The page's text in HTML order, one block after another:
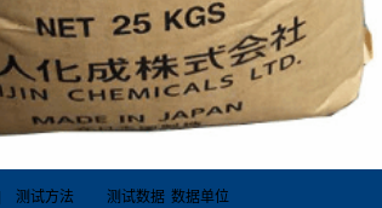
测试方法 测试数据 数据单位